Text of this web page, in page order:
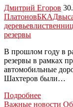
ремонт
28
участков
дорог
Дмитрий Егоров
ПлатоновБКАД
деревьев
резервы
В прошлом году в
резервы в рамках
автомобильные
Шахтеров были…
ПодробнееНа
улице
Важные новости